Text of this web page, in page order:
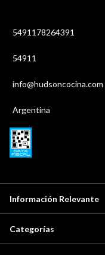
5491178264391
54911
info@hudsoncocina.com
Argentina
Información Relevante
Categorías